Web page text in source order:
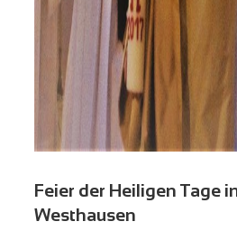
Feier der Heiligen Tage
Westhausen